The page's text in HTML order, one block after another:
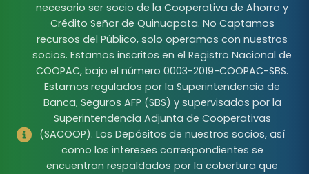
necesario ser socio de la Cooperativa de Ahorro y
Crédito Señor de Quinuapata. No Captamos
recursos del Público, solo operamos con nuestros
socios. Estamos inscritos en el Registro Nacional de
COOPAC, bajo el número 0003-2019-COOPAC-SBS.
Estamos regulados por la Superintendencia de
Banca, Seguros AFP (SBS) y supervisados por la
Superintendencia Adjunta de Cooperativas
(SACOOP). Los Depósitos de nuestros socios, así
como los intereses correspondientes se
encuentran respaldados por la cobertura que